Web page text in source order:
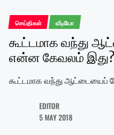
செய்திகள் வீடியோ
கூட்டமாக வந்து
என்ன கேவலம்
கூட்டமாக வந்து
EDITOR
5 MAY 2018